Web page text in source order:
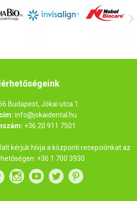
Budapest, Jókai utca 1.
info@jokaidental.hu
+36 20 911 7501
kérjük hívja a központi recepciónkat az
+36 1 700 3930